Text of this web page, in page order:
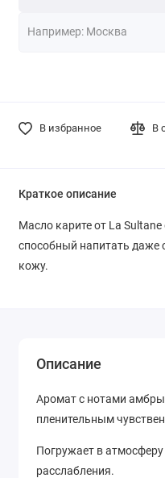
В избранное В
Краткое описание
Масло карите от La
способный напитать
кожу.
Описание
Аромат с нотами
пленительным
Погружает в
расслабления.